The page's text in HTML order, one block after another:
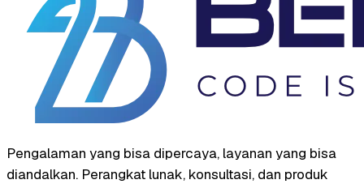
Pengalaman yang bisa dipercaya, layanan yang bisa
diandalkan. Perangkat lunak, konsultasi, dan produk